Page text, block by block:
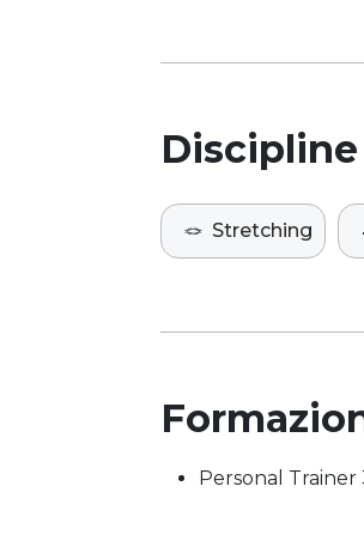
🪢 Stretching
Personal Trainer